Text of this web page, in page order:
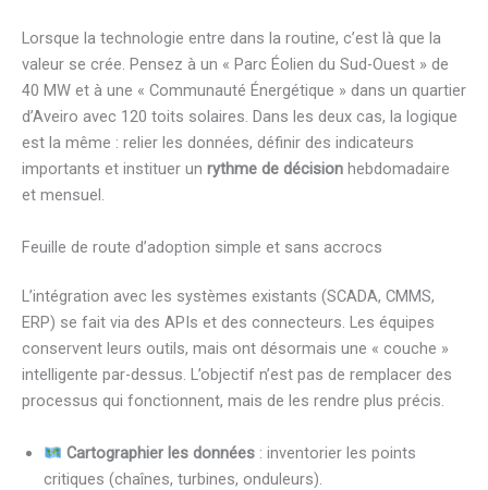
Lorsque la technologie entre dans la routine, c’est là que la
valeur se crée. Pensez à un « Parc Éolien du Sud-Ouest » de
40 MW et à une « Communauté Énergétique » dans un quartier
d’Aveiro avec 120 toits solaires. Dans les deux cas, la logique
est la même : relier les données, définir des indicateurs
importants et instituer un rythme de décision hebdomadaire
et mensuel.
Feuille de route d’adoption simple et sans accrocs
L’intégration avec les systèmes existants (SCADA, CMMS,
ERP) se fait via des APIs et des connecteurs. Les équipes
conservent leurs outils, mais ont désormais une « couche »
intelligente par-dessus. L’objectif n’est pas de remplacer des
processus qui fonctionnent, mais de les rendre plus précis.
Cartographier les données: inventorier les points
critiques (chaînes, turbines, onduleurs).